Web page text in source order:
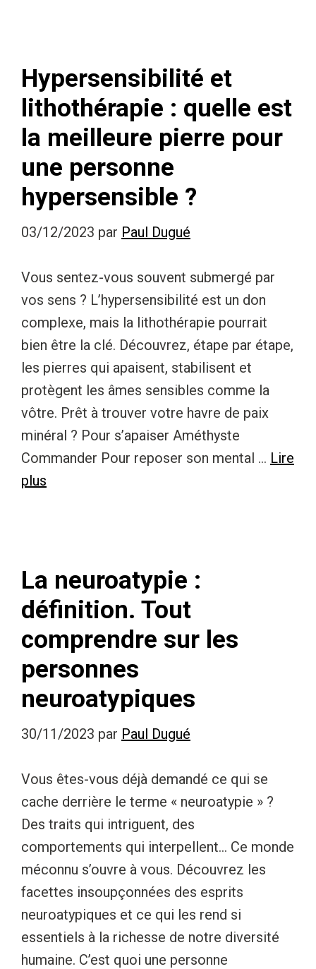
Hypersensibilité et
lithothérapie : quelle est
la meilleure pierre pour
une personne
hypersensible ?
03/12/2023 par Paul Dugué
Vous sentez-vous souvent submergé par
vos sens ? L’hypersensibilité est un don
complexe, mais la lithothérapie pourrait
bien être la clé. Découvrez, étape par étape,
les pierres qui apaisent, stabilisent et
protègent les âmes sensibles comme la
vôtre. Prêt à trouver votre havre de paix
minéral ? Pour s’apaiser Améthyste
Commander Pour reposer son mental … Lire
plus
La neuroatypie :
définition. Tout
comprendre sur les
personnes
neuroatypiques
30/11/2023 par Paul Dugué
Vous êtes-vous déjà demandé ce qui se
cache derrière le terme « neuroatypie » ?
Des traits qui intriguent, des
comportements qui interpellent… Ce monde
méconnu s’ouvre à vous. Découvrez les
facettes insoupçonnées des esprits
neuroatypiques et ce qui les rend si
essentiels à la richesse de notre diversité
humaine. C’est quoi une personne